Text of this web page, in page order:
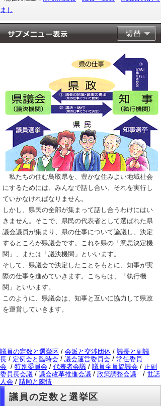
まし
私たちの住む鳥取県を、豊かな住みよい地域社会
にするためには、みんなで話し合い、それを実行し
ていかなければなりません。
しかし、県民の全部が集まって話し合うわけにはい
きません。そこで、県民の代表者として選ばれた県
議会議員が集まり、県の仕事について論議し、決定
するところが県議会です。これを県の「意思決定機
関」、または「議決機関」といいます。
そして、県議会で決定したことをもとに、知事が実
際の仕事を進めていきます。こちらは、「執行機
関」といいます。
このように、県議会は、知事と互いに協力して県政
を運営していきます。
議員の定数と選挙区 / 会派と交渉団体 / 議長と副議
長 / 定例会と臨時会 / 議会運営委員会 / 常任委員
会 / 特別委員会 / 代表者会議 / 議員全員協議会 / 正副
委員長会議 / 議会改革推進会議 / 政策調整会議 / 世話
人会 / 請願と陳情
議員の定数と選挙区